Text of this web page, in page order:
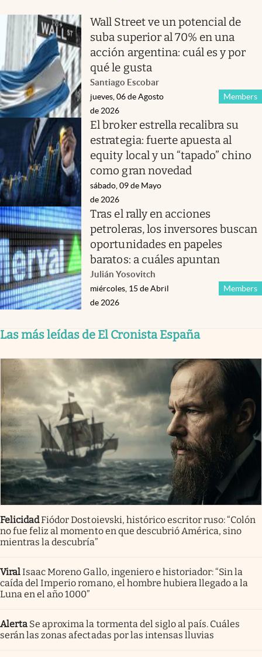
Wall Street ve un potencial de
suba superior al 70% en una
acción argentina: cuál es y por
qué le gusta
Santiago Escobar
Members
jueves, 06 de Agosto
de 2026
El broker estrella recalibra su
estrategia: fuerte apuesta al
equity local y un “tapado” chino
como gran novedad
sábado, 09 de Mayo
de 2026
Tras el rally en acciones
petroleras, los inversores buscan
oportunidades en papeles
baratos: a cuáles apuntan
Julián Yosovitch
Members
miércoles, 15 de Abril
de 2026
Las más leídas de El Cronista España
FelicidadFiódor Dostoievski, histórico escritor ruso: “Colón
no fue feliz al momento en que descubrió América, sino
mientras la descubría”
ViralIsaac Moreno Gallo, ingeniero e historiador: “Sin la
caída del Imperio romano, el hombre hubiera llegado a la
Luna en el año 1000”
Alerta Se aproxima la tormenta del siglo al país. Cuáles
serán las zonas afectadas por las intensas lluvias